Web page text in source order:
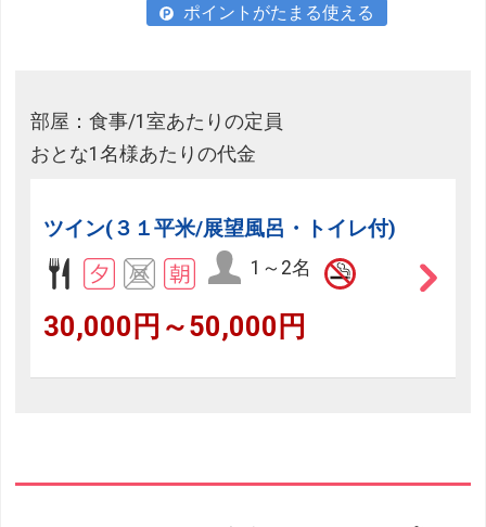
ポイントがたまる使える
部屋：食事/1室あたりの定員
おとな1名様あたりの代金
ツイン(３１平米/展望風呂・トイレ付)
1～2名
30,000円～50,000円